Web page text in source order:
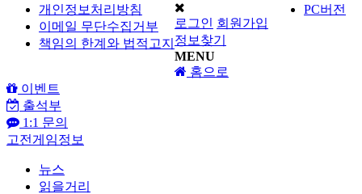
개인정보처리방침
이메일 무단수집거부
책임의 한계와 법적고지
PC버전
로그인 회원가입
정보찾기
MENU
홈으로
이벤트
출석부
1:1 문의
고전게임정보
뉴스
읽을거리